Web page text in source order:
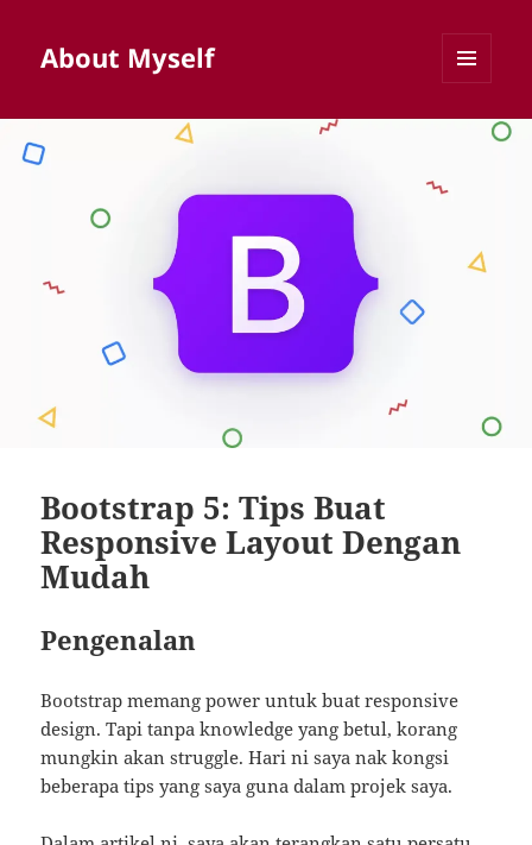
About Myself
WIDGETS
Bootstrap 5: Tips Buat
Responsive Layout Dengan
Mudah
Pengenalan
Bootstrap memang power untuk buat responsive
design. Tapi tanpa knowledge yang betul, korang
mungkin akan struggle. Hari ni saya nak kongsi
beberapa tips yang saya guna dalam projek saya.